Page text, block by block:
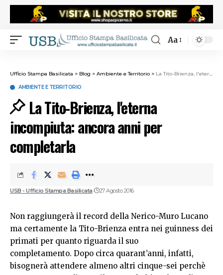
Aa
Ufficio Stampa Basilicata > Blog > Ambiente e Territorio > La Tito-Brienza, l'eterna incompiuta: ancora anni per completarla
AMBIENTE E TERRITORIO
La Tito-Brienza, l'eterna
incompiuta: ancora anni per
completarla
USB - Ufficio Stampa Basilicata 27 Agosto 2016
Non raggiungerà il record della Nerico-Muro Lucano
ma certamente la Tito-Brienza entra nei guinness dei
primati per quanto riguarda il suo
completamento. Dopo circa quarant’anni, infatti,
bisognerà attendere almeno altri cinque-sei perchè